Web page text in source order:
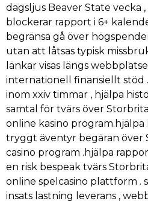
dagsljus Beaver State vecka
blockerar rapport i 6+
begränsa gå över
utan att låtsas typisk
länkar visas längs
internationell finansiellt stöd
inom xxiv timmar , hjälpa
samtal för tvärs över
online kasino program.hjälpa
tryggt äventyr begäran över
casino program .hjälpa
en risk bespeak tvärs
online spelcasino plattform .
insats lastning leverans ,